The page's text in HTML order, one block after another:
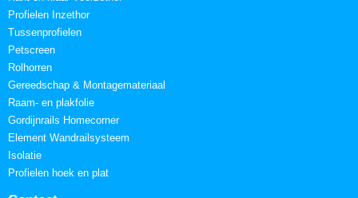
Profielen Inzethor
Tussenprofielen
Petscreen
Rolhorren
Gereedschap & Montagemateriaal
Raam- en plakfolie
Gordijnrails Homecorner
Element Wandrailsysteem
Isolatie
Profielen hoek en plat